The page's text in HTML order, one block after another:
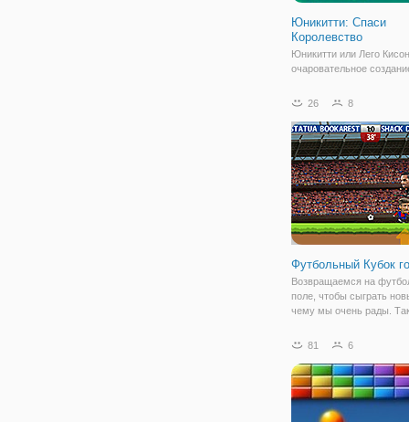
Юникитти: Спаси
Королевство
Юникитти или Лего
очаровательное
кошечка розового
Каждый раз с друзьями
находят для себя новые
26 8
Футбольный Кубок
Возвращаемся на
поле, чтобы сыграть
чему мы очень рады. Так
тех спортивных игр, в
Аргументируем почему:
жизнерадостные
81 6